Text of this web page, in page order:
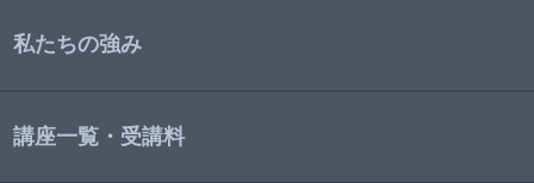
私たちの強み
講座一覧・受講料